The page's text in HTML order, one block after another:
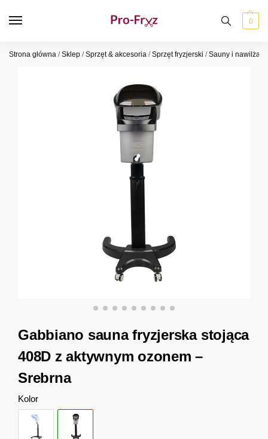
0
Strona główna /Sklep /Sprzęt & akcesoria /Sprzęt fryzjerski /Sauny i
Gabbiano sauna fryzjerska stojąca
408D z aktywnym ozonem –
Srebrna
Kolor